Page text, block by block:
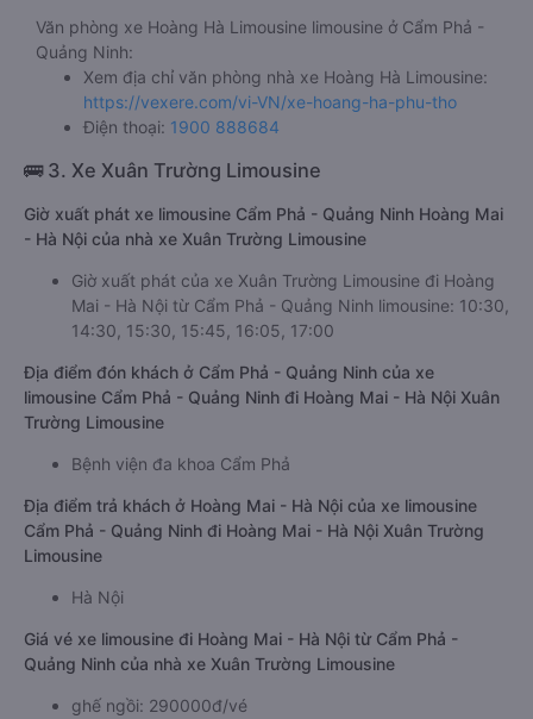
Văn phòng xe Hoàng Hà Limousine limousine ở Cẩm Phả -
Quảng Ninh:
Xem địa chỉ văn phòng nhà xe Hoàng Hà Limousine:
https://vexere.com/vi-VN/xe-hoang-ha-phu-tho
Điện thoại: 1900 888684
🚌 3. Xe Xuân Trường Limousine
Giờ xuất phát xe limousine Cẩm Phả - Quảng Ninh Hoàng Mai
- Hà Nội của nhà xe Xuân Trường Limousine
Giờ xuất phát của xe Xuân Trường Limousine đi Hoàng
Mai - Hà Nội từ Cẩm Phả - Quảng Ninh limousine: 10:30,
14:30, 15:30, 15:45, 16:05, 17:00
Địa điểm đón khách ở Cẩm Phả - Quảng Ninh của xe
limousine Cẩm Phả - Quảng Ninh đi Hoàng Mai - Hà Nội Xuân
Trường Limousine
Bệnh viện đa khoa Cẩm Phả
Địa điểm trả khách ở Hoàng Mai - Hà Nội của xe limousine
Cẩm Phả - Quảng Ninh đi Hoàng Mai - Hà Nội Xuân Trường
Limousine
Hà Nội
Giá vé xe limousine đi Hoàng Mai - Hà Nội từ Cẩm Phả -
Quảng Ninh của nhà xe Xuân Trường Limousine
ghế ngồi: 290000đ/vé